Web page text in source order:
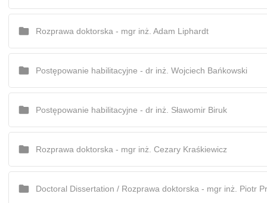
font_download Mark links
Rozprawa doktorska - mgr inż. Adam Liphardt
Postępowanie habilitacyjne - dr inż. Wojciech Bańkowski
Postępowanie habilitacyjne - dr inż. Sławomir Biruk
Rozprawa doktorska - mgr inż. Cezary Kraśkiewicz
Doctoral Dissertation / Rozprawa doktorska - mgr inż. Piotr